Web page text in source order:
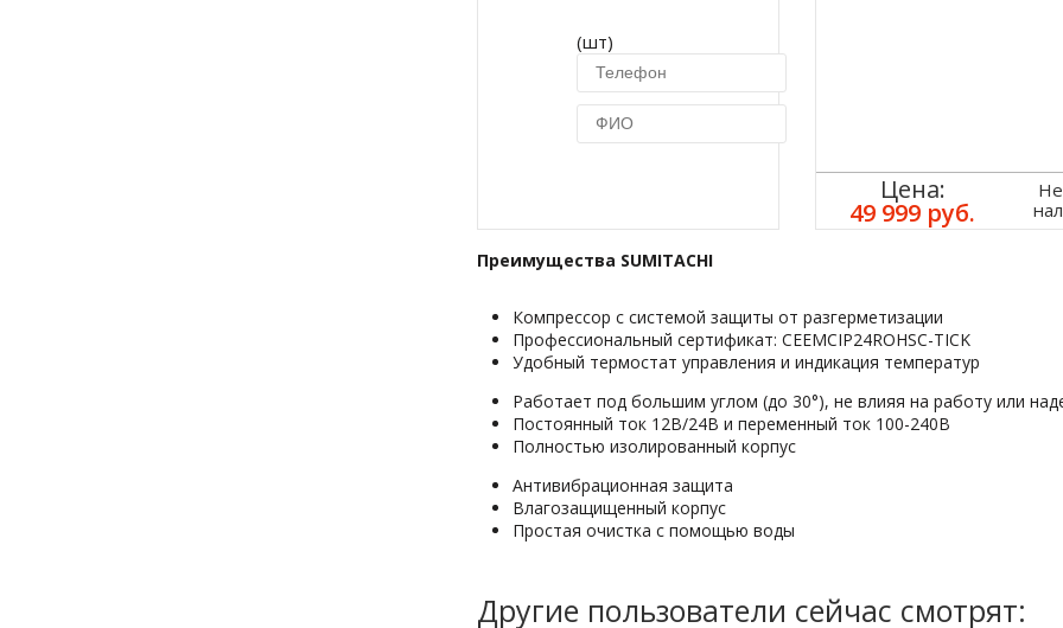
(шт)
Цена:
49 999 руб.
Преимущества SUMITACHI
Компрессор с системой защиты от разгерметизации
Профессиональный сертификат: CEEMCIP24ROHSC-TICK
Удобный термостат управления и индикация температур
Работает под большим углом (до 30°), не влияя на работу или
Постоянный ток 12В/24В и переменный ток 100-240В
Полностью изолированный корпуc
Антивибрационная защита
Влагозащищенный корпус
Простая очистка с помощью воды
Другие пользователи сейчас смотрят: